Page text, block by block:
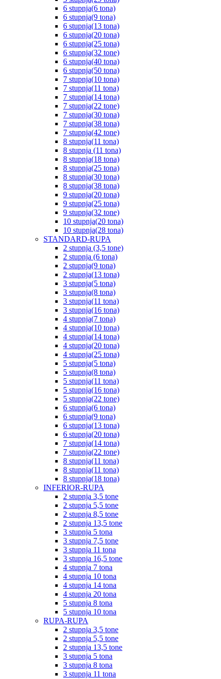
6 stupnja(6 tona)
6 stupnja(9 tona)
6 stupnja(13 tona)
6 stupnja(20 tona)
6 stupnja(25 tona)
6 stupnja(32 tone)
6 stupnja(40 tona)
6 stupnja(50 tona)
7 stupnja(10 tona)
7 stupnja(11 tona)
7 stupnja(14 tona)
7 stupnja(22 tone)
7 stupnja(30 tona)
7 stupnja(38 tona)
7 stupnja(42 tone)
8 stupnja(11 tona)
8 stupnja (11 tona)
8 stupnja(18 tona)
8 stupnja(25 tona)
8 stupnja(30 tona)
8 stupnja(38 tona)
9 stupnja(20 tona)
9 stupnja(25 tona)
9 stupnja(32 tone)
10 stupnja(20 tona)
10 stupnja(28 tona)
STANDARD-RUPA
2 stupnja (3,5 tone)
2 stupnja (6 tona)
2 stupnja(9 tona)
2 stupnja(13 tona)
3 stupnja(5 tona)
3 stupnja(8 tona)
3 stupnja(11 tona)
3 stupnja(16 tona)
4 stupnja(7 tona)
4 stupnja(10 tona)
4 stupnja(14 tona)
4 stupnja(20 tona)
4 stupnja(25 tona)
5 stupnja(5 tona)
5 stupnja(8 tona)
5 stupnja(11 tona)
5 stupnja(16 tona)
5 stupnja(22 tone)
6 stupnja(6 tona)
6 stupnja(9 tona)
6 stupnja(13 tona)
6 stupnja(20 tona)
7 stupnja(14 tona)
7 stupnja(22 tone)
8 stupnja(11 tona)
8 stupnja(11 tona)
8 stupnja(18 tona)
INFERIOR-RUPA
2 stupnja 3,5 tone
2 stupnja 5,5 tone
2 stupnja 8,5 tone
2 stupnja 13,5 tone
3 stupnja 5 tona
3 stupnja 7,5 tone
3 stupnja 11 tona
3 stupnja 16,5 tone
4 stupnja 7 tona
4 stupnja 10 tona
4 stupnja 14 tona
4 stupnja 20 tona
5 stupnja 8 tona
5 stupnja 10 tona
RUPA-RUPA
2 stupnja 3,5 tone
2 stupnja 5,5 tone
2 stupnja 13,5 tone
3 stupnja 5 tona
3 stupnja 8 tona
3 stupnja 11 tona